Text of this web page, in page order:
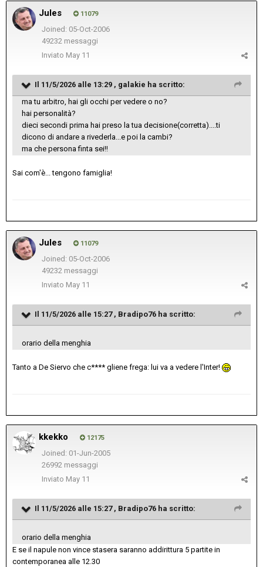
Jules 11079
Joined: 05-Oct-2006
49232 messaggi
Inviato May 11
Il 11/5/2026 alle 13:29 , galakie ha scritto:
ma tu arbitro, hai gli occhi per vedere o no?
hai personalità?
dieci secondi prima hai preso la tua decisione(corretta)....ti
dicono di andare a rivederla...e poi la cambi?
ma che persona finta sei!!
Sai com'è... tengono famiglia!
Jules 11079
Joined: 05-Oct-2006
49232 messaggi
Inviato May 11
Il 11/5/2026 alle 15:27 , Bradipo76 ha scritto:
orario della menghia
Tanto a De Siervo che c**** gliene frega: lui va a vedere l'Inter!
kkekko 12175
Joined: 01-Jun-2005
26992 messaggi
Inviato May 11
Il 11/5/2026 alle 15:27 , Bradipo76 ha scritto:
orario della menghia
E se il napule non vince stasera saranno addirittura 5 partite in
contemporanea alle 12.30